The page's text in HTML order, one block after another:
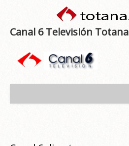
Canal 6 Televisión Totana